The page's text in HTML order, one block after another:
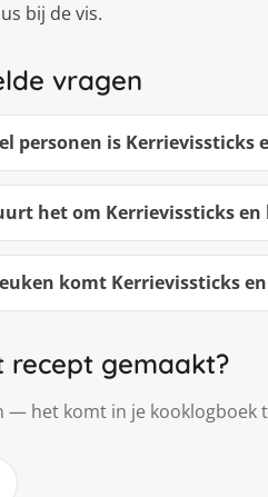
bij de vis.
vragen
personen is Kerrievissticks
het om Kerrievissticks
komt Kerrievissticks
recept gemaakt?
— het komt in je kooklogboek